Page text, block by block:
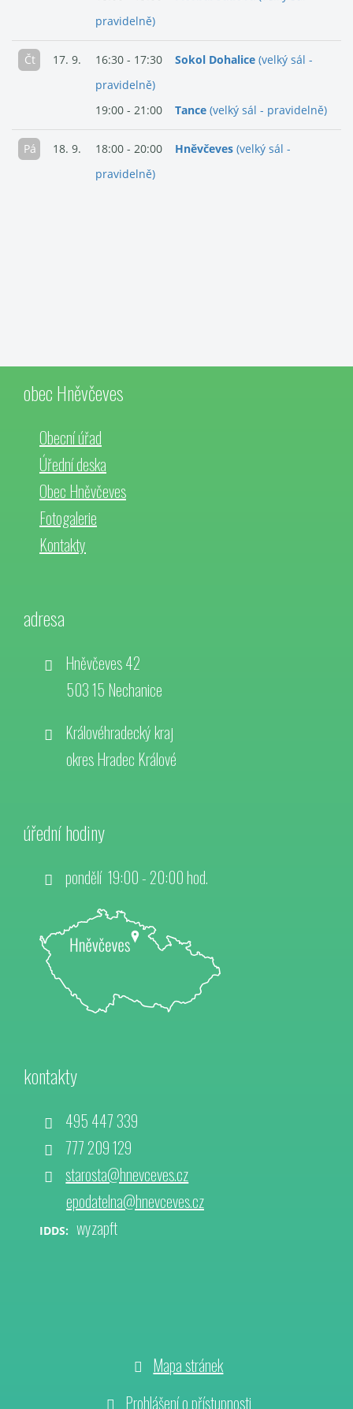
pravidelně)
Čt 17. 9. 16:30 - 17:30 Sokol Dohalice (velký sál -
pravidelně)
19:00 - 21:00 Tance (velký sál - pravidelně)
Pá 18. 9. 18:00 - 20:00 Hněvčeves (velký sál -
pravidelně)
obec Hněvčeves
Obecní úřad
Úřední deska
Obec Hněvčeves
Fotogalerie
Kontakty
adresa
Hněvčeves 42
503 15 Nechanice
Královéhradecký kraj
okres Hradec Králové
úřední hodiny
pondělí 19:00 - 20:00 hod.
kontakty
495 447 339
777 209 129
starosta@hnevceves.cz
epodatelna@hnevceves.cz
IDDS: wyzapft
Mapa stránek
Prohlášení o přístupnosti